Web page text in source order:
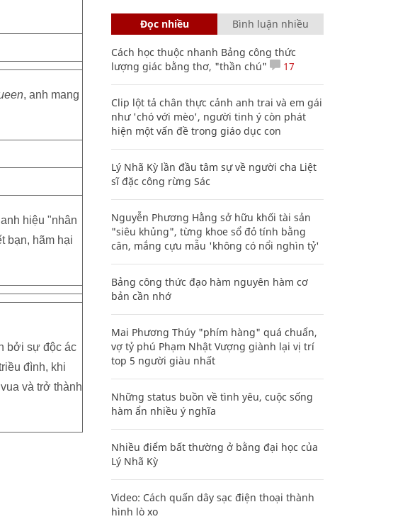
, anh mang
hiệu "nhân
bạn, hãm hại
bởi sự độc ác
đình, khi
và trở thành
Đọc nhiều Bình luận nhiều
Cách học thuộc nhanh Bảng công thức
lượng giác bằng thơ, "thần chú"
17
Clip lột tả chân thực cảnh anh trai và em gái
như 'chó với mèo', người tinh ý còn phát
hiện một vấn đề trong giáo dục con
Lý Nhã Kỳ lần đầu tâm sự về người cha Liệt
sĩ đặc công rừng Sác
Nguyễn Phương Hằng sở hữu khối tài sản
"siêu khủng", từng khoe sổ đỏ tính bằng
cân, mắng cựu mẫu 'không có nổi nghìn tỷ'
Bảng công thức đạo hàm nguyên hàm cơ
bản cần nhớ
Mai Phương Thúy "phím hàng" quá chuẩn,
vợ tỷ phú Phạm Nhật Vượng giành lại vị trí
top 5 người giàu nhất
Những status buồn về tình yêu, cuộc sống
hàm ẩn nhiều ý nghĩa
Nhiều điểm bất thường ở bằng đại học của
Lý Nhã Kỳ
Video: Cách quấn dây sạc điện thoại thành
hình lò xo